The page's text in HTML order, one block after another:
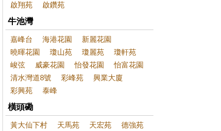
啟翔苑
啟鑽苑
牛池灣
嘉峰台 海港花園
新麗花園
曉暉花園
瓊山苑 瓊麗苑
瓊軒苑
峻弦
威豪花園 怡發花園
怡富花園
清水灣道8號
彩峰苑
興業大廈
彩興苑
泰峰
橫頭磡
黃大仙下村 天馬苑 天宏苑
德強苑